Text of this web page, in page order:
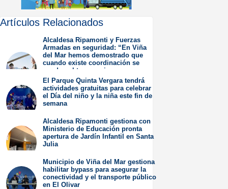
Artículos Relacionados
Alcaldesa Ripamonti y Fuerzas
Armadas en seguridad: “En Viña
del Mar hemos demostrado que
cuando existe coordinación se
pueden obtener mejores
resultados”.
Jueves 6 de Agosto de
2026
El Parque Quinta Vergara tendrá
actividades gratuitas para celebrar
el Día del niño y la niña este fin de
semana
2026
Alcaldesa Ripamonti gestiona con
Ministerio de Educación pronta
apertura de Jardín Infantil en Santa
Julia
2026
Municipio de Viña del Mar gestiona
habilitar bypass para asegurar la
conectividad y el transporte público
en El Olivar